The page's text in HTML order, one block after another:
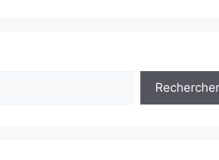
Rechercher